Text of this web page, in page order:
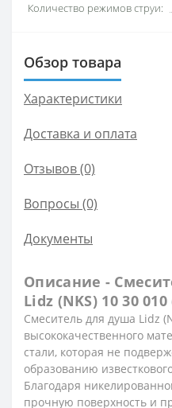
Количество режимов струи:
Обзор товара
Характеристики
Доставка и оплата
Отзывов (0)
Вопросы (0)
Документы
Описание -
Lidz (NKS) 10 30 010
Смеситель для душа Lidz
высококачественного
стали, которая не
образованию
Благодаря
прочную поверхность и